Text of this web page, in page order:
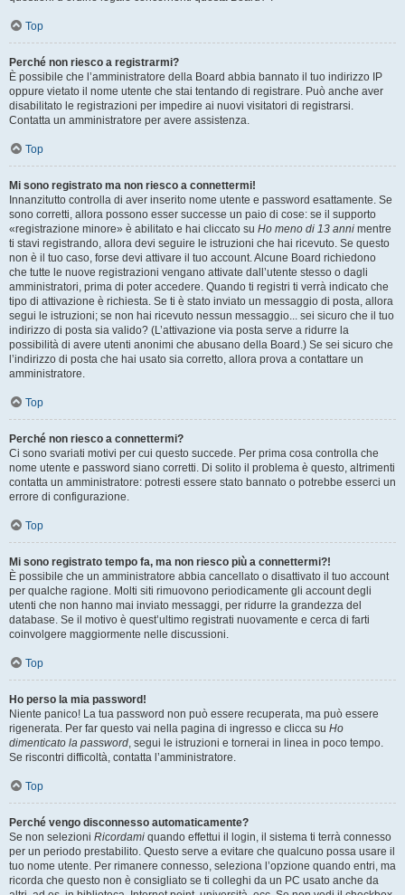
Top
Perché non riesco a registrarmi?
È possibile che l’amministratore della Board abbia bannato il tuo indirizzo IP
oppure vietato il nome utente che stai tentando di registrare. Può anche aver
disabilitato le registrazioni per impedire ai nuovi visitatori di registrarsi.
Contatta un amministratore per avere assistenza.
Top
Mi sono registrato ma non riesco a connettermi!
Innanzitutto controlla di aver inserito nome utente e password esattamente. Se
sono corretti, allora possono esser successe un paio di cose: se il supporto
«registrazione minore» è abilitato e hai cliccato su Ho meno di 13 anni mentre
ti stavi registrando, allora devi seguire le istruzioni che hai ricevuto. Se questo
non è il tuo caso, forse devi attivare il tuo account. Alcune Board richiedono
che tutte le nuove registrazioni vengano attivate dall’utente stesso o dagli
amministratori, prima di poter accedere. Quando ti registri ti verrà indicato che
tipo di attivazione è richiesta. Se ti è stato inviato un messaggio di posta, allora
segui le istruzioni; se non hai ricevuto nessun messaggio... sei sicuro che il tuo
indirizzo di posta sia valido? (L’attivazione via posta serve a ridurre la
possibilità di avere utenti anonimi che abusano della Board.) Se sei sicuro che
l’indirizzo di posta che hai usato sia corretto, allora prova a contattare un
amministratore.
Top
Perché non riesco a connettermi?
Ci sono svariati motivi per cui questo succede. Per prima cosa controlla che
nome utente e password siano corretti. Di solito il problema è questo, altrimenti
contatta un amministratore: potresti essere stato bannato o potrebbe esserci un
errore di configurazione.
Top
Mi sono registrato tempo fa, ma non riesco più a connettermi?!
È possibile che un amministratore abbia cancellato o disattivato il tuo account
per qualche ragione. Molti siti rimuovono periodicamente gli account degli
utenti che non hanno mai inviato messaggi, per ridurre la grandezza del
database. Se il motivo è quest’ultimo registrati nuovamente e cerca di farti
coinvolgere maggiormente nelle discussioni.
Top
Ho perso la mia password!
Niente panico! La tua password non può essere recuperata, ma può essere
rigenerata. Per far questo vai nella pagina di ingresso e clicca su Ho
dimenticato la password, segui le istruzioni e tornerai in linea in poco tempo.
Se riscontri difficoltà, contatta l’amministratore.
Top
Perché vengo disconnesso automaticamente?
Se non selezioni Ricordami quando effettui il login, il sistema ti terrà connesso
per un periodo prestabilito. Questo serve a evitare che qualcuno possa usare il
tuo nome utente. Per rimanere connesso, seleziona l’opzione quando entri, ma
ricorda che questo non è consigliato se ti colleghi da un PC usato anche da